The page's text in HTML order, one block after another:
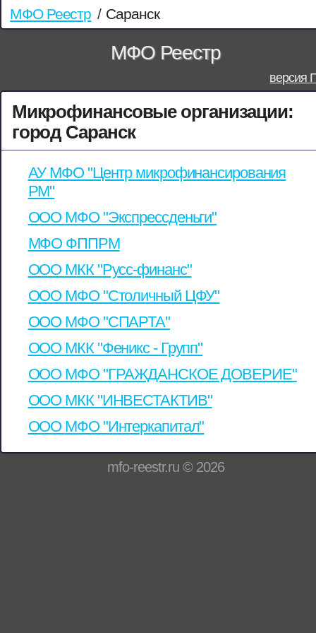
МФО Реестр / Саранск
МФО Реестр
версия
Микрофинансовые организации:
город Саранск
АУ МФО "Центр микрофинансирования
РМ"
ООО МФО "Экспрессденьги"
МФО ФППРМ
ООО МКК "Русс-финанс"
ООО МФО "Столичный ЦФУ"
ООО МФО "СПАРТА"
ООО МКК "Феникс - Групп"
ООО МФО "ГРАЖДАНСКОЕ ДОВЕРИЕ"
ООО МКК "ИНВЕСТАКТИВ"
ООО МФО "Интеркапитал"
mfo-reestr.ru © 2026